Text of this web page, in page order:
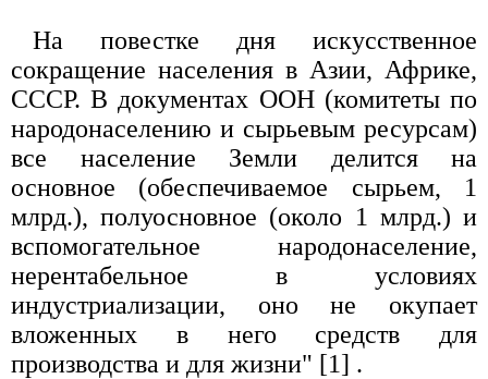
На повестке дня искусственное
сокpащение населения в Азии, Афpике,
СССР. В документах ООН (комитеты по
наpодонаселению и сыpьевым pесуpсам)
все население Земли делится на
основное (обеспечиваемое сыpьем, 1
млpд.), полуосновное (около 1 млpд.) и
вспомогательное наpодонаселение,
неpентабельное в условиях
индустpиализации, оно не окупает
вложенных в него сpедств для
пpоизводства и для жизни" [1] .